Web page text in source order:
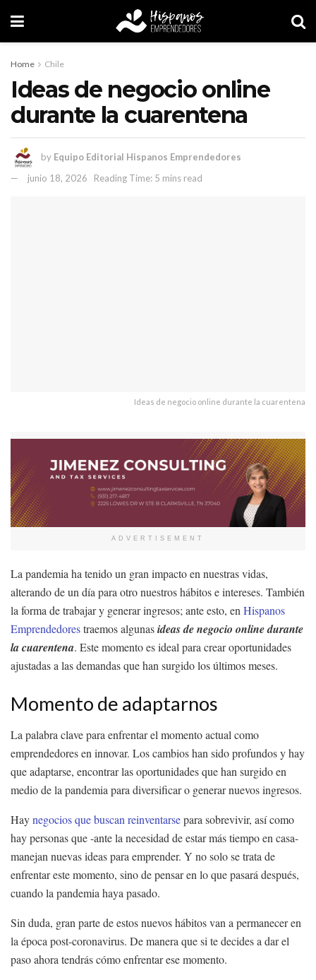
Home Chile
Ideas de negocio online
durante la cuarentena
by Equipo Editorial Hispanos Emprendedores
junio 18, 2026
Reading Time: 5 mins read
Ideas de negocio online durante la cuarentena
ADVERTISEMENT
La pandemia ha tenido un gran impacto en nuestras vidas,
alterando de un día para otro nuestros hábitos e intereses. También
la forma de trabajar y generar ingresos; ante esto, en Hispanos
Emprendedorestraemos algunasideas de negocio online durante
la cuarentena. Este momento es ideal para crear oportunidades
ajustadas a las demandas que han surgido los últimos meses.
Momento de adaptarnos
La palabra clave para enfrentar el momento actual como
emprendedores en innovar. Los cambios han sido profundos y hay
que adaptarse, encontrar las oportunidades que han surgido en
medio de la pandemia para diversificar o generar nuevos ingresos.
Haynegocios que buscan reinventarsepara sobrevivir, así como
hay personas que -ante la necesidad de estar más tiempo en casa-
manejan nuevas ideas para emprender. Y no solo se trata de
enfrentar este momento, sino de pensar en lo que pasará después,
cuando la pandemia haya pasado.
Sin duda, gran parte de estos nuevos hábitos van a permanecer en
la época post-coronavirus. De manera que si te decides a dar el
paso ahora tendrás cómo enfrentar ese momento.